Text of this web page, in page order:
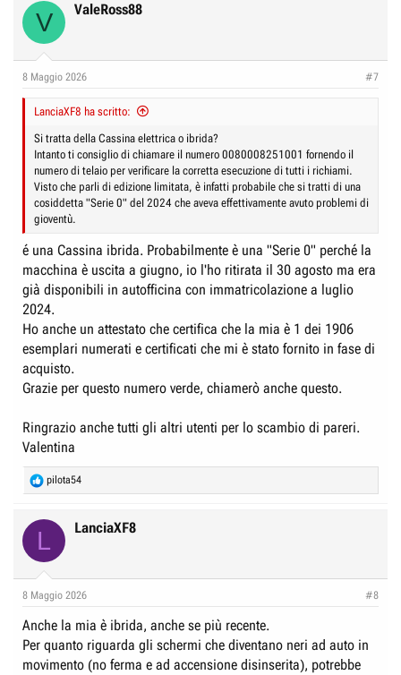
t
s
V ValeRoss88
8 Maggio 2026 #7
LanciaXF8 ha scritto:
Si tratta della Cassina elettrica o ibrida?
Intanto ti consiglio di chiamare il numero 0080008251001 fornendo il
numero di telaio per verificare la corretta esecuzione di tutti i richiami.
Visto che parli di edizione limitata, è infatti probabile che si tratti di una
cosiddetta "Serie 0" del 2024 che aveva effettivamente avuto problemi di
gioventù.
é una Cassina ibrida. Probabilmente è una "Serie 0" perché la
macchina è uscita a giugno, io l'ho ritirata il 30 agosto ma era
già disponibili in autofficina con immatricolazione a luglio
2024.
Ho anche un attestato che certifica che la mia è 1 dei 1906
esemplari numerati e certificati che mi è stato fornito in fase di
acquisto.
Grazie per questo numero verde, chiamerò anche questo.
Ringrazio anche tutti gli altri utenti per lo scambio di pareri.
Valentina
R
e
s
pilota54
L LanciaXF8
8 Maggio 2026 #8
Anche la mia è ibrida, anche se più recente.
Per quanto riguarda gli schermi che diventano neri ad auto in
movimento (no ferma e ad accensione disinserita), potrebbe